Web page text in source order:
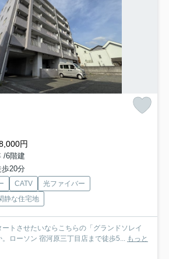
円
/6階建
20分
CATV
光ファイバー
静な住宅地
トさせたいならこちらの「グランドソレイ
ローソン 宿河原三丁目店まで徒歩5...
もっと